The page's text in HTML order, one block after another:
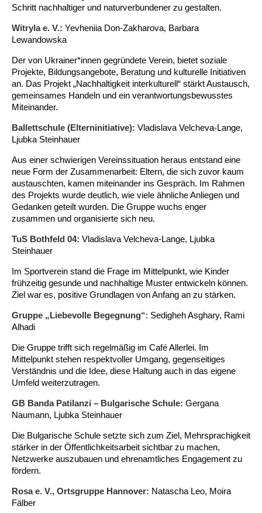
Kindertagesstätte Voltmerstraße
Kindertagesstätte Wiehbergstraße
Schritt nachhaltiger und naturverbundener zu gestalten.
Witryla e. V.: Yevheniia Don-Zakharova, Barbara
Lewandowska
Der von Ukrainer*innen gegründete Verein, bietet soziale
Projekte, Bildungsangebote, Beratung und kulturelle Initiativen
an. Das Projekt „Nachhaltigkeit interkulturell“ stärkt Austausch,
gemeinsames Handeln und ein verantwortungsbewusstes
Miteinander.
Ballettschule (Elterninitiative): Vladislava Velcheva-Lange,
Ljubka Steinhauer
Aus einer schwierigen Vereinssituation heraus entstand eine
neue Form der Zusammenarbeit: Eltern, die sich zuvor kaum
austauschten, kamen miteinander ins Gespräch. Im Rahmen
des Projekts wurde deutlich, wie viele ähnliche Anliegen und
Gedanken geteilt wurden. Die Gruppe wuchs enger
zusammen und organisierte sich neu.
TuS Bothfeld 04: Vladislava Velcheva-Lange, Ljubka
Steinhauer
Im Sportverein stand die Frage im Mittelpunkt, wie Kinder
frühzeitig gesunde und nachhaltige Muster entwickeln können.
Ziel war es, positive Grundlagen von Anfang an zu stärken.
Gruppe „Liebevolle Begegnung“: Sedigheh Asghary, Rami
Alhadi
Die Gruppe trifft sich regelmäßig im Café Allerlei. Im
Mittelpunkt stehen respektvoller Umgang, gegenseitiges
Verständnis und die Idee, diese Haltung auch in das eigene
Umfeld weiterzutragen.
GB Banda Patilanzi – Bulgarische Schule: Gergana
Naumann, Ljubka Steinhauer
Die Bulgarische Schule setzte sich zum Ziel, Mehrsprachigkeit
stärker in der Öffentlichkeitsarbeit sichtbar zu machen,
Netzwerke auszubauen und ehrenamtliches Engagement zu
fördern.
Rosa e. V., Ortsgruppe Hannover: Natascha Leo, Moira
Fälber